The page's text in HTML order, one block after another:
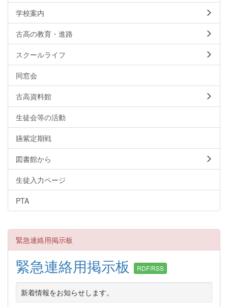
学校案内
古高の教育・進路
スクールライフ
同窓会
古高資料館
生徒会等の活動
臙紫定期戦
図書館から
生徒入力ページ
PTA
緊急連絡用掲示板
緊急連絡用掲示板 RDF/RSS
新着情報をお知らせします。